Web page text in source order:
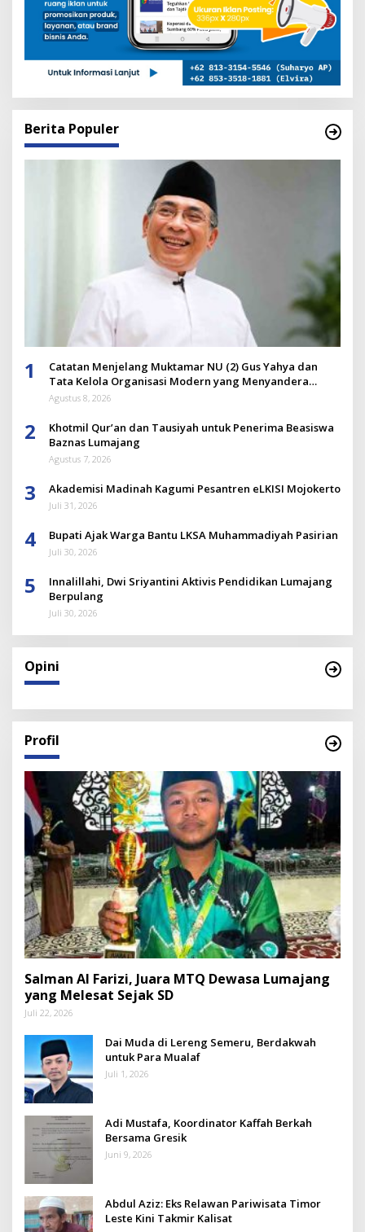
Berita Populer
1
Catatan Menjelang Muktamar NU (2) Gus Yahya dan
Tata Kelola Organisasi Modern yang Menyandera
Dirinya
Agustus 8, 2026
2
Khotmil Qur’an dan Tausiyah untuk Penerima Beasiswa
Baznas Lumajang
Agustus 7, 2026
3 Akademisi Madinah Kagumi Pesantren eLKISI Mojokerto
Juli 31, 2026
4 Bupati Ajak Warga Bantu LKSA Muhammadiyah Pasirian
Juli 30, 2026
5
Innalillahi, Dwi Sriyantini Aktivis Pendidikan Lumajang
Berpulang
Juli 30, 2026
Opini
Profil
Salman Al Farizi, Juara MTQ Dewasa Lumajang
yang Melesat Sejak SD
Juli 22, 2026
Dai Muda di Lereng Semeru, Berdakwah
untuk Para Mualaf
Juli 1, 2026
Adi Mustafa, Koordinator Kaffah Berkah
Bersama Gresik
Juni 9, 2026
Abdul Aziz: Eks Relawan Pariwisata Timor
Leste Kini Takmir Kalisat